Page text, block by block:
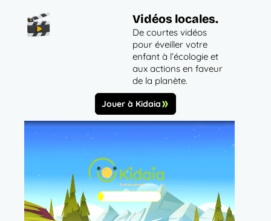
Vidéos locales.
De courtes vidéos
pour éveiller votre
enfant à l’écologie et
aux actions en faveur
de la planète.
Jouer à Kidaia